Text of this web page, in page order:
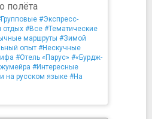
полёта
#Экспресс-
отдых #Все #Тематические
маршруты #Зимой
опыт #Нескучные
#Отель «Парус» #«Бурдж-
#Интересные
на русском языке #На